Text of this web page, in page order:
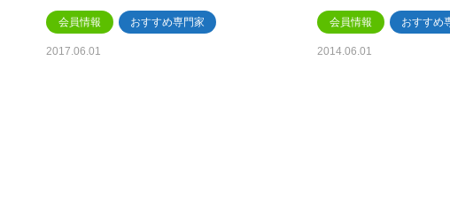
会員情報 おすすめ専門家
2017.06.01
会員情報 おすすめ
2014.06.01